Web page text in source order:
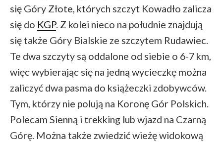
się Góry Złote, których szczyt Kowadło zalicza
się do KGP. Z kolei nieco na południe znajdują
się także Góry Bialskie ze szczytem Rudawiec.
Te dwa szczyty są oddalone od siebie o 6-7 km,
więc wybierając się na jedną wycieczkę można
zaliczyć dwa pasma do książeczki zdobywców.
Tym, którzy nie polują na Koronę Gór Polskich.
Polecam Sienną i trekking lub wjazd na Czarną
Górę. Można także zwiedzić wieżę widokową